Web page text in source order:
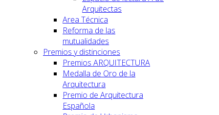
Arquitectas
Area Técnica
Reforma de las
mutualidades
Premios y distinciones
Premios ARQUITECTURA
Medalla de Oro de la
Arquitectura
Premio de Arquitectura
Española